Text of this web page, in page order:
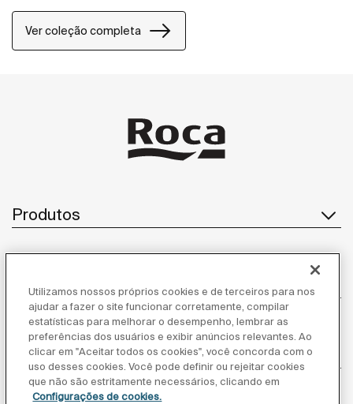
apoio, semiencaixe e sobrepor em diversas cores, a
linha Loft atende a todos os gostos e necessidades,
tornando-se uma escolha ideal para projetar
Ver coleção completa
Produtos
Atendimento ao cliente
Sobre nós
Utilizamos nossos próprios cookies e de terceiros para nos
ajudar a fazer o site funcionar corretamente, compilar
estatísticas para melhorar o desempenho, lembrar as
preferências dos usuários e exibir anúncios relevantes. Ao
clicar em "Aceitar todos os cookies", você concorda com o
uso desses cookies. Você pode definir ou rejeitar cookies
que não são estritamente necessários, clicando em
Configurações de cookies.